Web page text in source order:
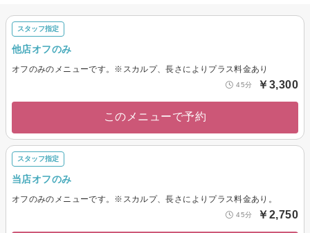
スタッフ指定
他店オフのみ
オフのみのメニューです。※スカルプ、長さによりプラス料金あり
45分 ￥3,300
このメニューで予約
スタッフ指定
当店オフのみ
オフのみのメニューです。※スカルプ、長さによりプラス料金あり。
45分 ￥2,750